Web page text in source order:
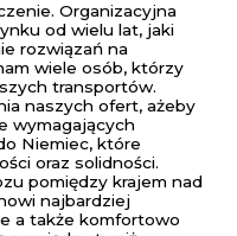
Organizacyjna
od wielu lat, jaki
rozwiązań na
wiele osób, którzy
transportów.
naszych ofert, ażeby
wymagających
Niemiec, które
oraz solidności.
pomiędzy krajem nad
najbardziej
a także komfortowo